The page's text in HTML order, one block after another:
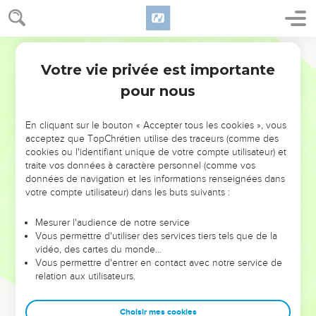
NE MANQUEZ PAS L’ÉVÉNEMENT
DE L’ANNÉE !
ET SI LEURS ERREURS POUVAIENT VOUS ÉVITER LES
VOTRES ?
leur foi ou leur vision. Mais on voit moins les doutes, les erreurs
et les saisons difficiles qu'ils ont traversés, alors même que ce
sont elles qui les ont façonnés.
Dans cette conférence, leaders, entrepreneurs, et responsables
clés pour avancer avec plus de sagesse afin que leurs erreurs
Votre vie privée est importante
pour nous
En cliquant sur le bouton « Accepter tous les cookies », vous
acceptez que TopChrétien utilise des traceurs (comme des
cookies ou l'identifiant unique de votre compte utilisateur) et
traite vos données à caractère personnel (comme vos
données de navigation et les informations renseignées dans
votre compte utilisateur) dans les buts suivants :
Mesurer l'audience de notre service
Vous permettre d'utiliser des services tiers tels que de la
vidéo, des cartes du monde…
Vous permettre d'entrer en contact avec notre service de
relation aux utilisateurs.
Choisir mes cookies